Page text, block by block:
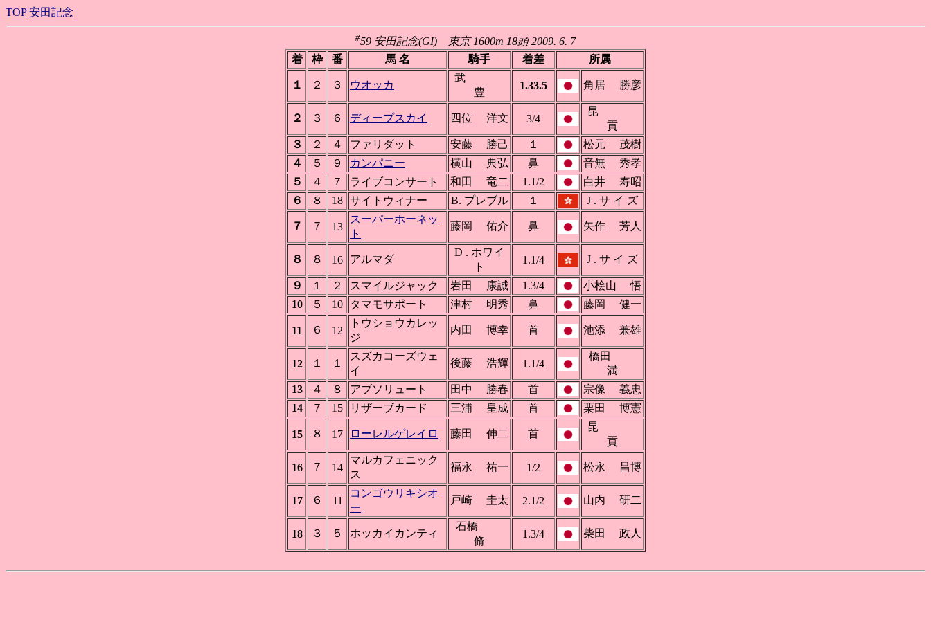
TOP 安田記念
#59 安田記念(GI) 東京 1600m 18頭 2009. 6. 7
着
枠 番 馬 名 騎手 着差 所属
１ ２ ３ ウオッカ
武
豊
1.33.5 角居 勝彦
２ ３ ６ ディープスカイ 四位 洋文 3/4
昆
貢
３
２ ４ ファリダット 安藤 勝己 １
松元 茂樹
４
５ ９ カンパニー 横山 典弘 鼻
音無 秀孝
５
４ ７ ライブコンサート 和田 竜二 1.1/2
白井 寿昭
６
８ 18 サイトウィナー B. プレブル １ J . サ イ ズ
７ ７ 13
スーパーホーネッ
ト
藤岡 佑介 鼻 矢作 芳人
８ ８ 16 アルマダ
D . ホワイ
ト
1.1/4 J . サ イ ズ
９ １ ２ スマイルジャック 岩田 康誠 1.3/4
小桧山 悟
10
５ 10 タマモサポート 津村 明秀 鼻 藤岡 健一
11 ６ 12
トウショウカレッ
ジ
内田 博幸 首 池添 兼雄
12 １ １
スズカコーズウェ
イ
後藤 浩輝 1.1/4
橋田
満
13
４ ８ アブソリュート 田中 勝春 首
宗像 義忠
14
７ 15 リザーブカード 三浦 皇成 首 栗田 博憲
15 ８ 17 ローレルゲレイロ 藤田 伸二 首
昆
貢
16 ７ 14
マルカフェニック
ス
福永 祐一 1/2 松永 昌博
17 ６ 11
コンゴウリキシオ
ー
戸崎 圭太 2.1/2 山内 研二
18 ３ ５ ホッカイカンティ
石橋
脩
1.3/4 柴田 政人